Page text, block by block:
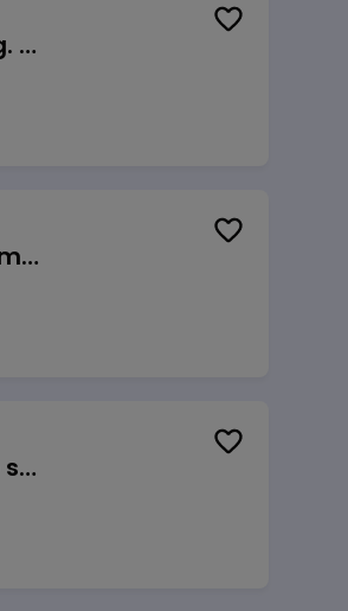
Kasininkas (-ė) - pardavėjas (-a), Bičiulių g. 36, Bukiškis, Vilnius
Prekių surinkėjas (-a) - pickeris, Senasis Ukmergės kelias 8, Avižieniai
Užsakymų komplektuotojas (-a) skirstymo sandėlyje